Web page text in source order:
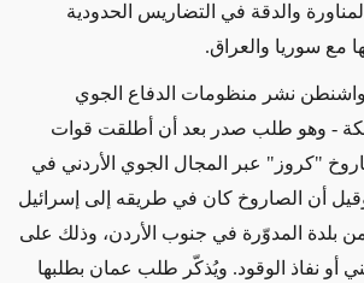
والدقة في التضاريس الحدودية
مع سوريا والعراق.
نشر منظومات الدفاع الجوي
- وهو طلب صدر بعد أن أطلقت قوات
"كروز" عبر المجال الجوي الأردني في
أن الصاروخ كان في طريقه إلى إسرائيل
بلدة المدوّرة في جنوب الأردن، وذلك على
أو نفاذ الوقود. ويُذكّر طلب عمان بطلبها